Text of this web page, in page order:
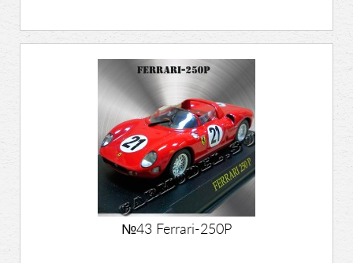
№43 Ferrari-250P